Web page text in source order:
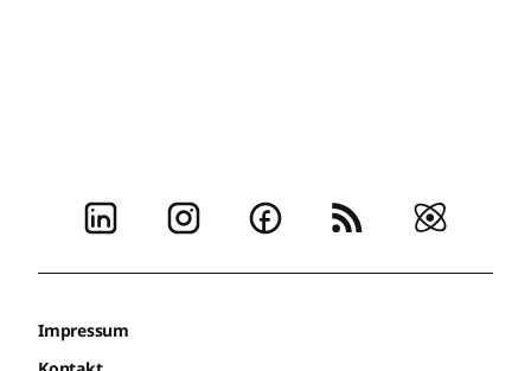
Impressum